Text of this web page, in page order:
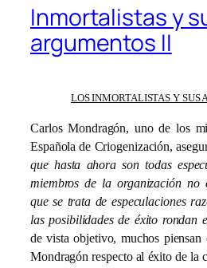
Inmortalistas y
argumentos II
LOS INMORTALISTAS Y SUS
Carlos Mondragón, uno de los
Española de Criogenización,
que hasta ahora son todas
miembros de la organización no
que se trata de especulaciones
las posibilidades de éxito rondan
de vista objetivo, muchos
Mondragón respecto al éxito de la